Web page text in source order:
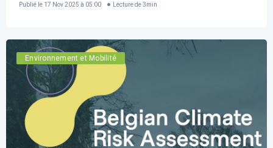
Publié le 17 Nov 2025 à 05:00 Lecture de 3min
Environnement et Mobilité